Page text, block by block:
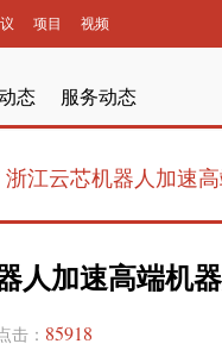
项目 视频
态 服务动态
江云芯机器人加速
人加速高端机
击： 85918